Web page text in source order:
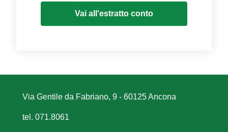
Vai all'estratto conto
Via Gentile da Fabriano, 9 - 60125 Ancona
tel. 071.8061